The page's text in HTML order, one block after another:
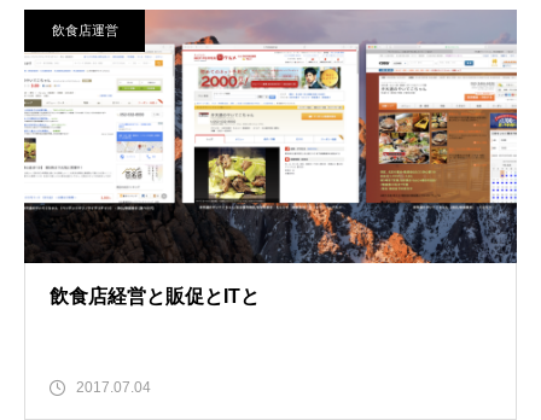
飲食店運営
飲食店経営と販促とITと
2017.07.04